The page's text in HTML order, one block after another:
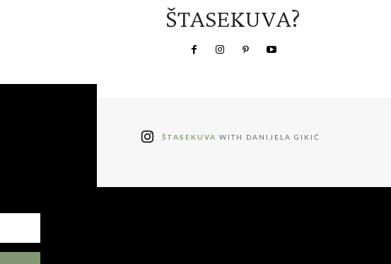
ŠTASEKUVA?
ŠTASEKUVA WITH DANIJELA GIKIĆ